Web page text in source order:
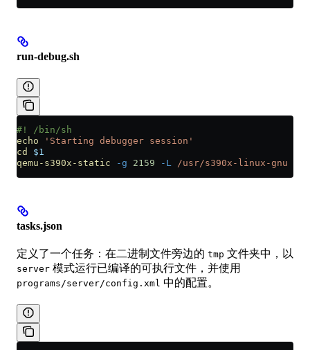
run-debug.sh
#! /bin/sh
echo 'Starting debugger session'
cd
$1
qemu-s390x-static -g 2159 -L /usr/s390x-linux-gnu
tasks.json
定义了一个任务：在二进制文件旁边的 tmp 文件夹中，以
server 模式运行已编译的可执行文件，并使用
programs/server/config.xml 中的配置。